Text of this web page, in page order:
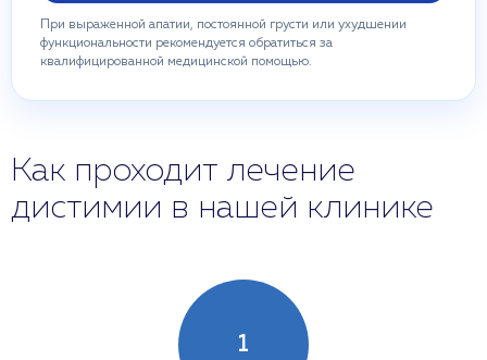
При выраженной апатии, постоянной грусти или ухудшении
функциональности рекомендуется обратиться за
квалифицированной медицинской помощью.
Как проходит лечение
дистимии в нашей клинике
1